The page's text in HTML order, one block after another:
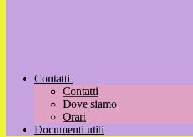
Contatti
Contatti
Dove siamo
Orari
Documenti utili